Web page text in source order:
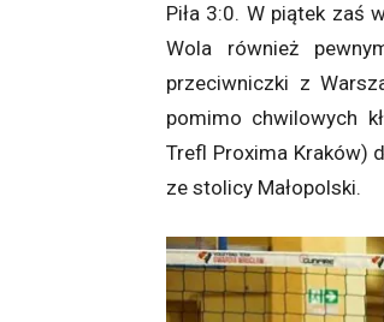
Piła 3:0. W piątek zaś
Wola również
przeciwniczki z
pomimo chwilowych
Trefl Proxima Kraków)
ze stolicy Małopolski.